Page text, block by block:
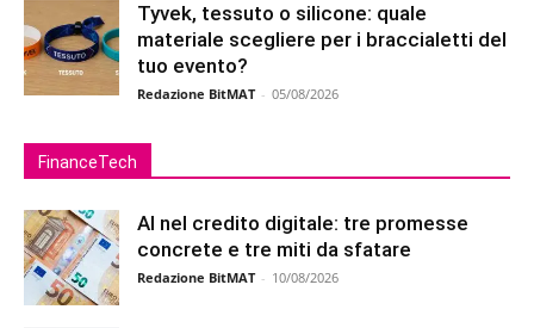
Tyvek, tessuto o silicone: quale
materiale scegliere per i braccialetti del
tuo evento?
Redazione BitMAT - 05/08/2026
FinanceTech
AI nel credito digitale: tre promesse
concrete e tre miti da sfatare
Redazione BitMAT - 10/08/2026